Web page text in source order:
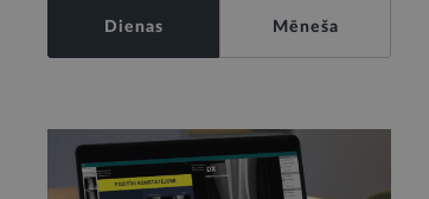
Dienas Mēneša